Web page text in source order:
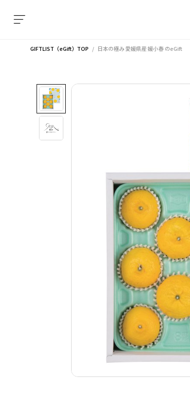
GIFTLIST（eGift）TOP 日本の極み 愛媛県産 媛小春のeGift